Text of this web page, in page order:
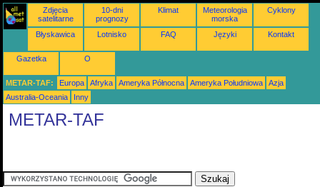
Zdjęcia
satelitarne
10-dni
prognozy
Klimat
Meteorologia
morska
Cyklony
Błyskawica Lotnisko FAQ Języki Kontakt
Gazetka O
METAR-TAF: Europa Afryka Ameryka Północna Ameryka Południowa
Azja
Australia-Oceania
Inny
METAR-TAF